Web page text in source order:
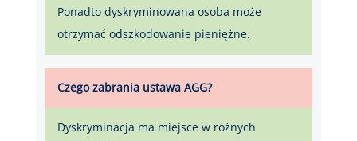
Ponadto dyskryminowana osoba może
otrzymać odszkodowanie pieniężne.
Czego zabrania ustawa AGG?
Dyskryminacja ma miejsce w różnych